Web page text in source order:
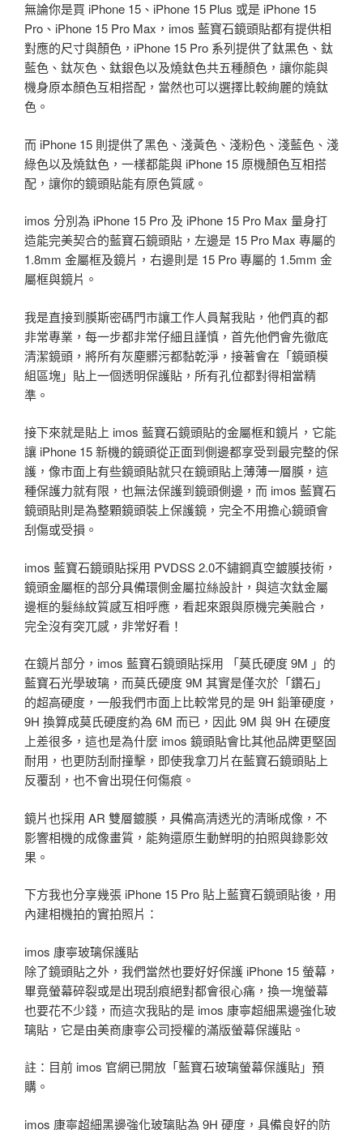
無論你是買 iPhone 15、iPhone 15 Plus 或是 iPhone 15
Pro、iPhone 15 Pro Max，imos 藍寶石鏡頭貼都有提供相
對應的尺寸與顏色，iPhone 15 Pro 系列提供了鈦黑色、鈦
藍色、鈦灰色、鈦銀色以及燒鈦色共五種顏色，讓你能與
機身原本顏色互相搭配，當然也可以選擇比較絢麗的燒鈦
色。
而 iPhone 15 則提供了黑色、淺黃色、淺粉色、淺藍色、淺
綠色以及燒鈦色，一樣都能與 iPhone 15 原機顏色互相搭
配，讓你的鏡頭貼能有原色質感。
imos 分別為 iPhone 15 Pro 及 iPhone 15 Pro Max 量身打
造能完美契合的藍寶石鏡頭貼，左邊是 15 Pro Max 專屬的
1.8mm 金屬框及鏡片，右邊則是 15 Pro 專屬的 1.5mm 金
屬框與鏡片。
我是直接到膜斯密碼門市讓工作人員幫我貼，他們真的都
非常專業，每一步都非常仔細且謹慎，首先他們會先徹底
清潔鏡頭，將所有灰塵髒污都黏乾淨，接著會在「鏡頭模
組區塊」貼上一個透明保護貼，所有孔位都對得相當精
準。
接下來就是貼上 imos 藍寶石鏡頭貼的金屬框和鏡片，它能
讓 iPhone 15 新機的鏡頭從正面到側邊都享受到最完整的保
護，像市面上有些鏡頭貼就只在鏡頭貼上薄薄一層膜，這
種保護力就有限，也無法保護到鏡頭側邊，而 imos 藍寶石
鏡頭貼則是為整顆鏡頭裝上保護鏡，完全不用擔心鏡頭會
刮傷或受損。
imos 藍寶石鏡頭貼採用 PVDSS 2.0不鏽鋼真空鍍膜技術，
鏡頭金屬框的部分具備環側金屬拉絲設計，與這次鈦金屬
邊框的髮絲紋質感互相呼應，看起來跟與原機完美融合，
完全沒有突兀感，非常好看！
在鏡片部分，imos 藍寶石鏡頭貼採用 「莫氏硬度 9M 」的
藍寶石光學玻璃，而莫氏硬度 9M 其實是僅次於「鑽石」
的超高硬度，一般我們市面上比較常見的是 9H 鉛筆硬度，
9H 換算成莫氏硬度約為 6M 而已，因此 9M 與 9H 在硬度
上差很多，這也是為什麼 imos 鏡頭貼會比其他品牌更堅固
耐用，也更防刮耐撞擊，即使我拿刀片在藍寶石鏡頭貼上
反覆刮，也不會出現任何傷痕。
鏡片也採用 AR 雙層鍍膜，具備高清透光的清晰成像，不
影響相機的成像畫質，能夠還原生動鮮明的拍照與錄影效
果。
下方我也分享幾張 iPhone 15 Pro 貼上藍寶石鏡頭貼後，用
內建相機拍的實拍照片：
imos 康寧玻璃保護貼
除了鏡頭貼之外，我們當然也要好好保護 iPhone 15 螢幕，
畢竟螢幕碎裂或是出現刮痕絕對都會很心痛，換一塊螢幕
也要花不少錢，而這次我貼的是 imos 康寧超細黑邊強化玻
璃貼，它是由美商康寧公司授權的滿版螢幕保護貼。
註：目前 imos 官網已開放「藍寶石玻璃螢幕保護貼」預
購。
imos 康寧超細黑邊強化玻璃貼為 9H 硬度，具備良好的防